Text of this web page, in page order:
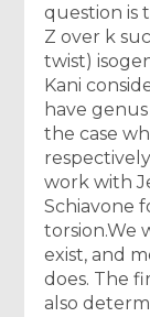
question is
Z over k
twist)
Kani
have
the case
work with
Schiavone
torsion.We
exist, and
does. The
also